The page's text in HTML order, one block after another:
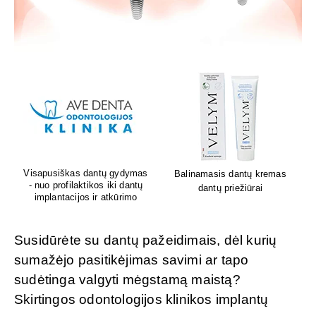
Sėdėk geriau. Jauskis geriau
Lion's mane grybų papildai
smegenų veiklai
Susidūrėte su dantų pažeidimais, dėl kurių
sumažėjo pasitikėjimas savimi ar tapo
sudėtinga valgyti mėgstamą maistą?
Skirtingos odontologijos klinikos implantų